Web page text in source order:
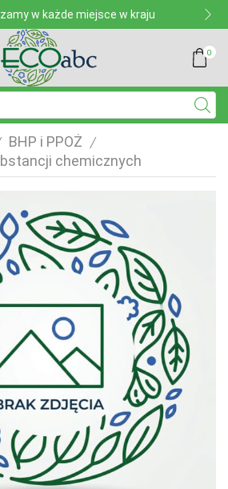
w każde miejsce w kraju
0
BHP i PPOŻ /
chemicznych